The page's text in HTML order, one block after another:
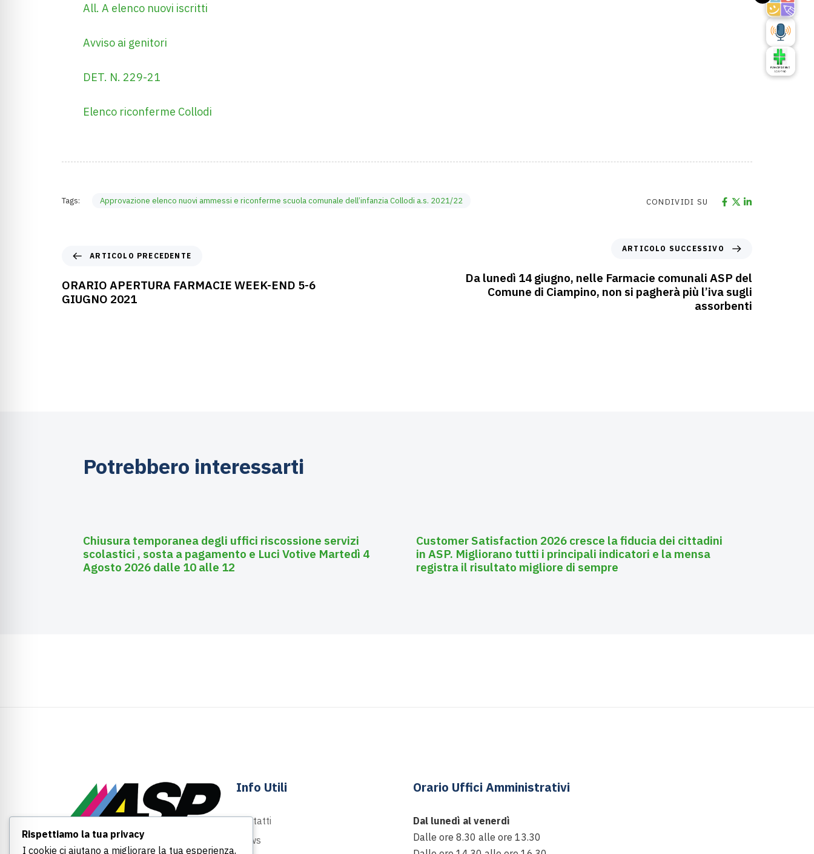
All. A elenco nuovi iscritti
Avviso ai genitori
DET. N. 229-21
Elenco riconferme Collodi
Tags: Approvazione elenco nuovi ammessi e riconferme scuola comunale dell’infanzia Collodi a.s. 2021/22 CONDIVIDI SU
ARTICOLO PRECEDENTE
ORARIO APERTURA FARMACIE WEEK-END 5-6
GIUGNO 2021
ARTICOLO SUCCESSIVO
Da lunedì 14 giugno, nelle Farmacie comunali ASP del
Comune di Ciampino, non si pagherà più l’iva sugli
assorbenti
Potrebbero interessarti
Chiusura temporanea degli uffici riscossione servizi
scolastici , sosta a pagamento e Luci Votive Martedì 4
Agosto 2026 dalle 10 alle 12
Customer Satisfaction 2026 cresce la fiducia dei cittadini
in ASP. Migliorano tutti i principali indicatori e la mensa
registra il risultato migliore di sempre
Info Utili
Contatti
News
Orario Uffici Amministrativi
Dal lunedì al venerdì
Dalle ore 8.30 alle ore 13.30
Rispettiamo la tua privacy
I cookie ci aiutano a migliorare la tua esperienza,